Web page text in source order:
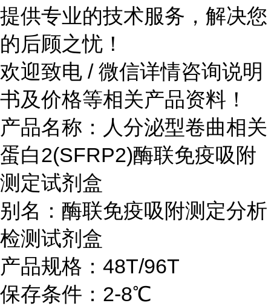
提供专业的技术服务，解决您
的后顾之忧！
欢迎致电 / 微信详情咨询说明
书及价格等相关产品资料！
产品名称： 人分泌型卷曲相关
蛋白2(SFRP2)酶联免疫吸附
测定试剂盒
别名：酶联免疫吸附测定分析
检测试剂盒
产品规格：48T/96T
保存条件：2-8℃